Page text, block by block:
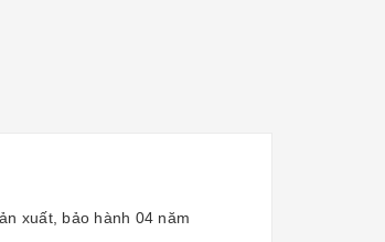
xuất, bảo hành 04 năm